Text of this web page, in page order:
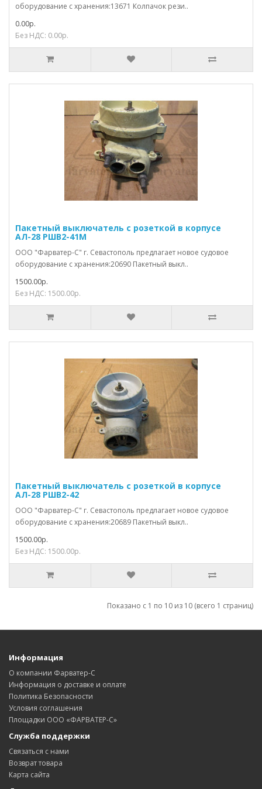
оборудование с хранения:13671 Колпачок рези..
0.00р.
Без НДС: 0.00р.
Пакетный выключатель с розеткой в корпусе
АЛ-28 РШВ2-41М
ООО "Фарватер-С" г. Севастополь предлагает новое судовое
оборудование с хранения:20690 Пакетный выкл..
1500.00р.
Без НДС: 1500.00р.
Пакетный выключатель с розеткой в корпусе
АЛ-28 РШВ2-42
ООО "Фарватер-С" г. Севастополь предлагает новое судовое
оборудование с хранения:20689 Пакетный выкл..
1500.00р.
Без НДС: 1500.00р.
Показано с 1 по 10 из 10 (всего 1 страниц)
Информация
О компании Фарватер-С
Информация о доставке и оплате
Политика Безопасности
Условия соглашения
Площадки ООО «ФАРВАТЕР-С»
Служба поддержки
Связаться с нами
Возврат товара
Карта сайта